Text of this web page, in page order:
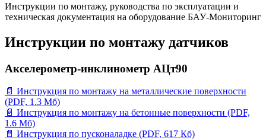
Инструкции по монтажу, руководства по эксплуатации и
техническая документация на оборудование БАУ-Мониторинг
Инструкции по монтажу датчиков
Акселерометр-инклинометр АЦт90
📄 Инструкция по монтажу на металлические поверхности
(PDF, 1.3 Мб)
📄 Инструкция по монтажу на бетонные поверхности (PDF,
1.6 Мб)
📄 Инструкция по пусконаладке (PDF, 617 Кб)